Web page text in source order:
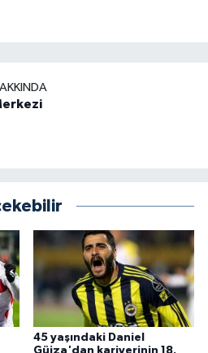
45 yaşındaki Daniel
Güiza'dan kariyerinin 18.